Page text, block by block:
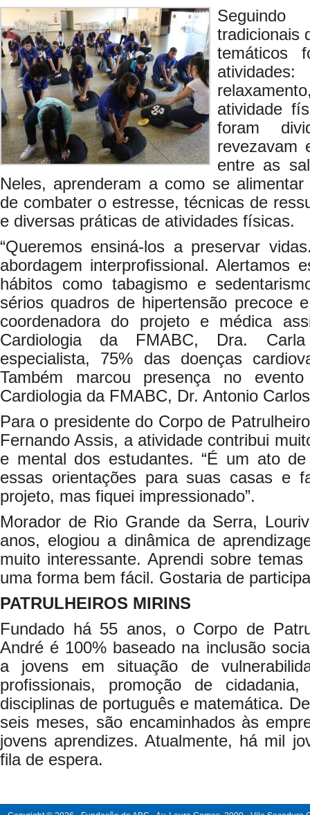
tradicionais
temáticos
atividade
foram
revezavam
entre as
Neles, aprenderam a como se
de combater o estresse, técnicas de
e diversas práticas de atividades físicas.
“Queremos ensiná-los a preservar
abordagem interprofissional. Alertamos
hábitos como tabagismo e
sérios quadros de hipertensão precoce
coordenadora do projeto e médica
Cardiologia da FMABC, Dra.
especialista, 75% das doenças
Também marcou presença no
Cardiologia da FMABC, Dr. Antonio
Para o presidente do Corpo de
Fernando Assis, a atividade contribui
e mental dos estudantes. “É um ato
essas orientações para suas casas e
projeto, mas fiquei impressionado”.
Morador de Rio Grande da Serra,
anos, elogiou a dinâmica de
muito interessante. Aprendi sobre
uma forma bem fácil. Gostaria de
PATRULHEIROS MIRINS
Fundado há 55 anos, o Corpo de
André é 100% baseado na inclusão
a jovens em situação de
profissionais, promoção de
disciplinas de português e matemática.
seis meses, são encaminhados às
jovens aprendizes. Atualmente, há mil
fila de espera.